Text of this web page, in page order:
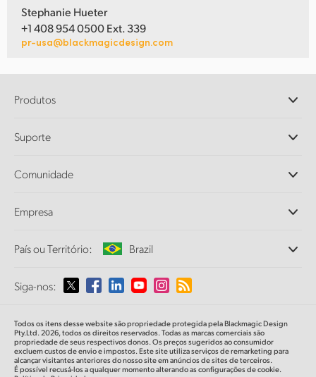
Stephanie Hueter
+1 408 954 0500 Ext. 339
pr-usa@blackmagicdesign.com
Produtos
DaVinci Resolve e Fusion
Ultimatte
Captura e Reprodução
Conversão de Padrões
Monitoramento
Armazenamento em Rede
Roteamento e Distribuição
Streaming e Codificação
Suporte
Central de Suporte Técnico
Comunidade
Empresa
Sobre a Blackmagic Design
Imprensa
País ou Território: Brazil
Selecione seu país ou território
Australia
Siga-nos:
Todos os itens desse website são propriedade protegida pela Blackmagic Design
Pty.Ltd. 2026, todos os direitos reservados. Todas as marcas comerciais são
propriedade de seus respectivos donos. Os preços sugeridos ao consumidor
excluem custos de envio e impostos. Este site utiliza serviços de remarketing para
alcançar visitantes anteriores do nosso site em anúncios de sites de terceiros.
É possível recusá-los a qualquer momento alterando as configurações de cookie.